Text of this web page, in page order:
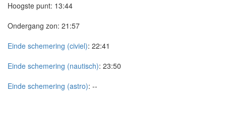
Hoogste punt: 13:44
Ondergang zon: 21:57
Einde schemering (civiel): 22:41
Einde schemering (nautisch): 23:50
Einde schemering (astro): --